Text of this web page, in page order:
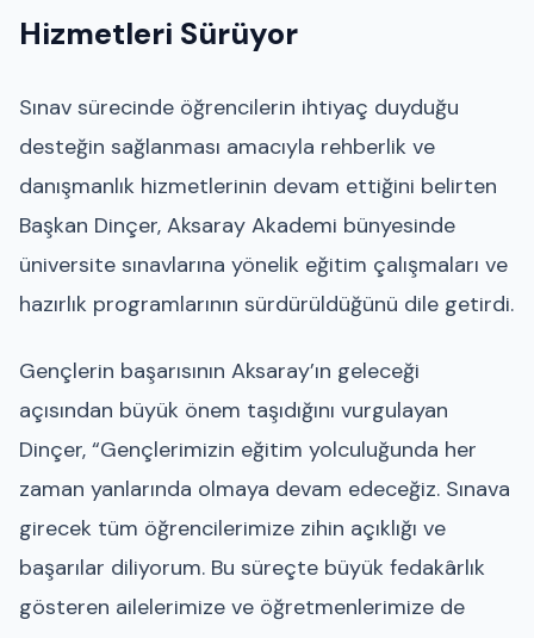
Hizmetleri Sürüyor
Sınav sürecinde öğrencilerin ihtiyaç duyduğu
desteğin sağlanması amacıyla rehberlik ve
danışmanlık hizmetlerinin devam ettiğini belirten
Başkan Dinçer, Aksaray Akademi bünyesinde
üniversite sınavlarına yönelik eğitim çalışmaları ve
hazırlık programlarının sürdürüldüğünü dile getirdi.
Gençlerin başarısının Aksaray’ın geleceği
açısından büyük önem taşıdığını vurgulayan
Dinçer, “Gençlerimizin eğitim yolculuğunda her
zaman yanlarında olmaya devam edeceğiz. Sınava
girecek tüm öğrencilerimize zihin açıklığı ve
başarılar diliyorum. Bu süreçte büyük fedakârlık
gösteren ailelerimize ve öğretmenlerimize de